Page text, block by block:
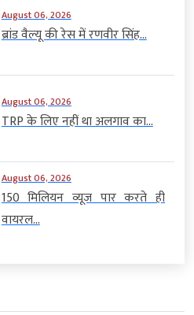
August 06, 2026
ब्रांड वैल्यू की रेस में रणवीर सिंह...
August 06, 2026
TRP के लिए नहीं था अलगाव का...
August 06, 2026
150 मिलियन व्यूज पार करते ही
वायरल...